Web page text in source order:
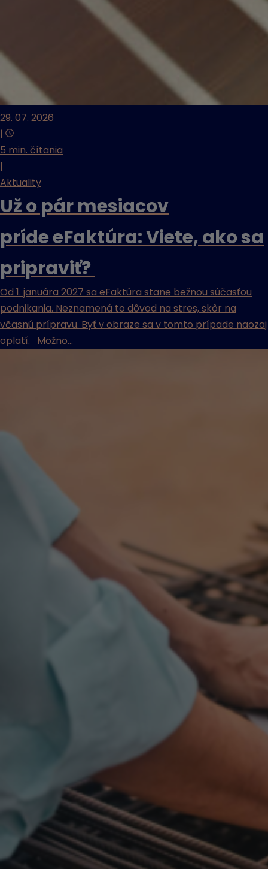
29. 07. 2026
|
5 min. čítania
|
Aktuality
Už o pár mesiacov
príde eFaktúra: Viete, ako sa
pripraviť?
Od 1. januára 2027 sa eFaktúra stane bežnou súčasťou
podnikania. Neznamená to dôvod na stres, skôr na
včasnú prípravu. Byť v obraze sa v tomto prípade naozaj
oplatí. Možno...